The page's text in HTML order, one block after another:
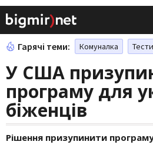
Гарячі теми: Комуналка
У США
програму для
біженців
Рішення призупинити